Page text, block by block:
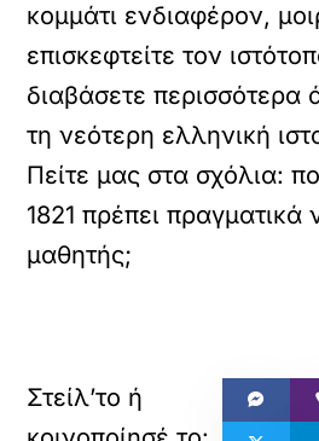
κομμάτι ενδιαφέρον,
επισκεφτείτε τον
διαβάσετε περισσότερα
τη νεότερη ελληνική
Πείτε μας στα σχόλια:
1821 πρέπει πραγματικά
μαθητής;